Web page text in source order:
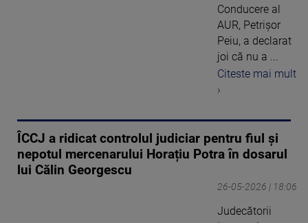
Conducere al
AUR, Petrişor
Peiu, a declarat
joi că nu a ...
Citeste mai mult
›
ÎCCJ a ridicat controlul judiciar pentru fiul și
nepotul mercenarului Horațiu Potra în dosarul
lui Călin Georgescu
26-05-2026 | 18:06
Judecătorii